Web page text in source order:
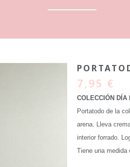
7,95 €
COLECCIÓN DÍA
Portatodo de la
arena. Lleva
interior forrado.
Tiene una medida